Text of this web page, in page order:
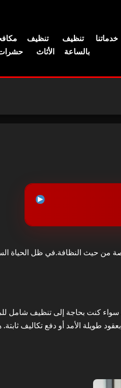
خدماتنا
تنظيف
بالساعة
تنظيف
الأثاث
من حيث النظافة.في ظل الحياة
سواء كنت بحاجة إلى تنظيف شامل
طويلة الأمد أو دفع تكاليف ثابتة.